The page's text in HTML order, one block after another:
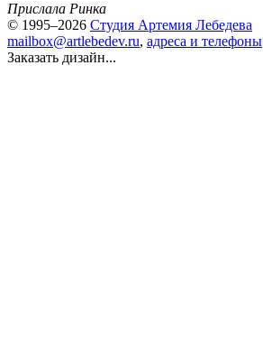
Прислала Ринка
© 1995–2026 Студия Артемия Лебедева
mailbox@artlebedev.ru, адреса и телефоны
Заказать дизайн...